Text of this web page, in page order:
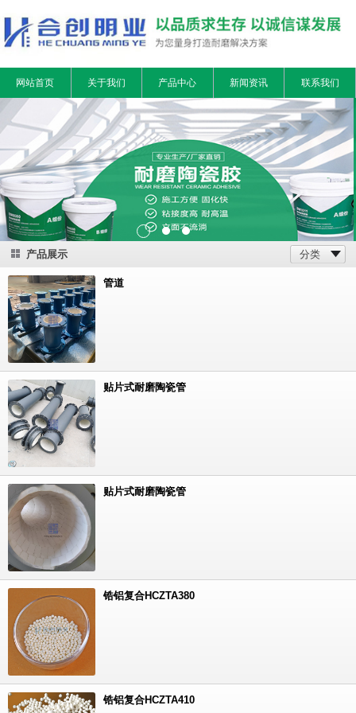
网站首页 关于我们 产品中心 新闻资讯 联系我们
产品展示 分类
管道
贴片式耐磨陶瓷管
贴片式耐磨陶瓷管
锆铝复合HCZTA380
锆铝复合HCZTA410